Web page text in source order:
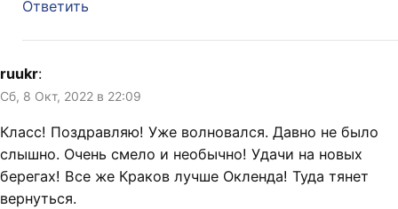
Ответить
ruukr:
Сб, 8 Окт, 2022 в 22:09
Класс! Поздравляю! Уже волновался. Давно не было
слышно. Очень смело и необычно! Удачи на новых
берегах! Все же Краков лучше Окленда! Туда тянет
вернуться.